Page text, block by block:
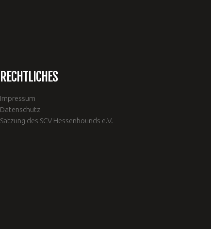
RECHTLICHES
Impressum
Datenschutz
Satzung des SCV Hessenhounds e.V.